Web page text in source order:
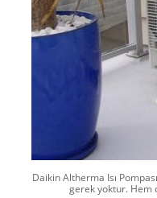
Daikin Altherma Isı
gerek yoktur. Hem